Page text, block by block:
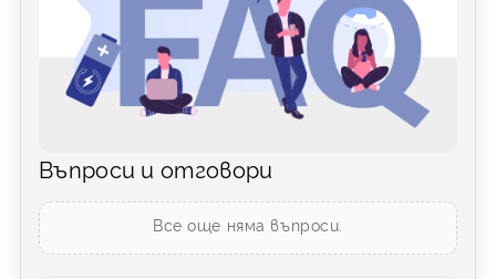
Въпроси и отговори
Все още няма въпроси.